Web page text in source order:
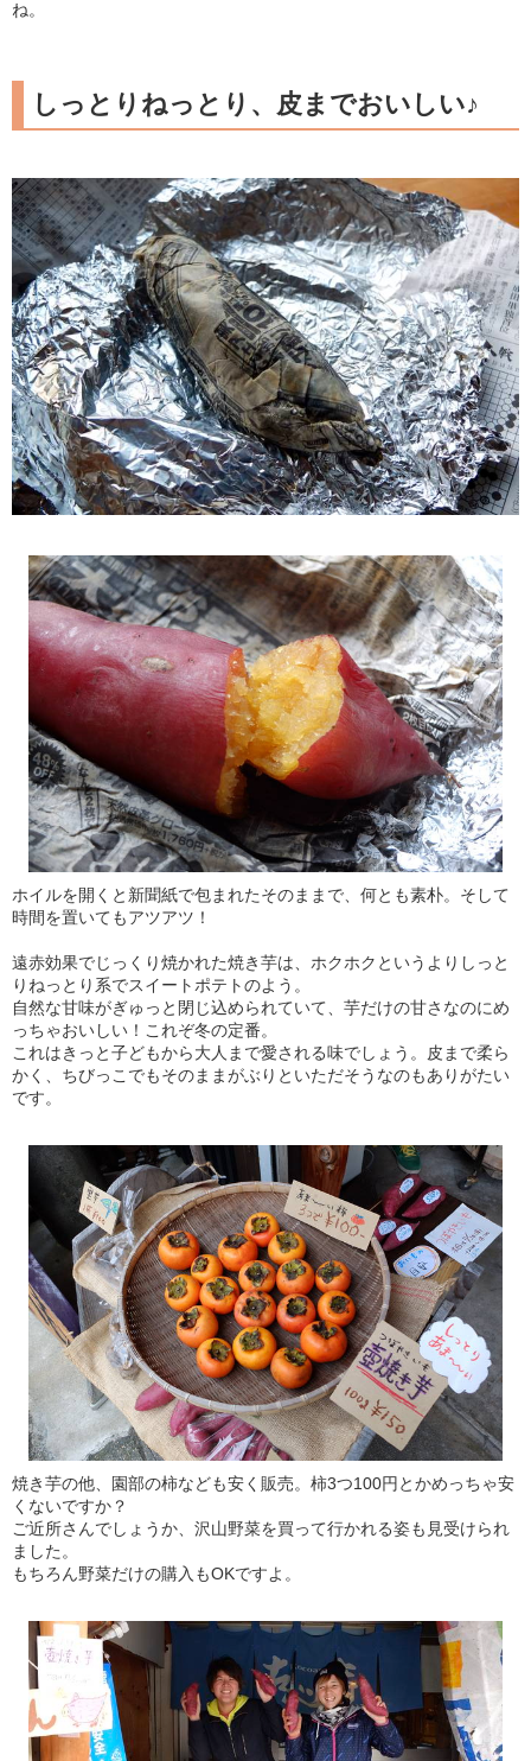
ね。
しっとりねっとり、皮までおいしい♪
ホイルを開くと新聞紙で包まれたそのままで、何とも素朴。そして
時間を置いてもアツアツ！
遠赤効果でじっくり焼かれた焼き芋は、ホクホクというよりしっと
りねっとり系でスイートポテトのよう。
自然な甘味がぎゅっと閉じ込められていて、芋だけの甘さなのにめ
っちゃおいしい！これぞ冬の定番。
これはきっと子どもから大人まで愛される味でしょう。皮まで柔ら
かく、ちびっこでもそのままがぶりといただそうなのもありがたい
です。
焼き芋の他、園部の柿なども安く販売。柿3つ100円とかめっちゃ安
くないですか？
ご近所さんでしょうか、沢山野菜を買って行かれる姿も見受けられ
ました。
もちろん野菜だけの購入もOKですよ。